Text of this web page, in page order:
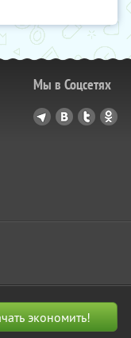
Мы в Соцсетях